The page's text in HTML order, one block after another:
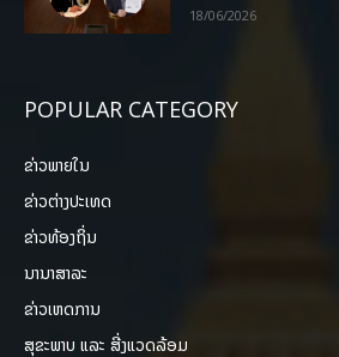
18/06/2026
POPULAR CATEGORY
ຂ່າວພາຍ​ໃນ
ຂ່າວຕ່າງປະເທດ
ຂ່າວທ້ອງຖິ່ນ
ນານາສາລະ
ຂ່າວເຫດການ
ສຸຂະພາບ ແລະ ສີ່ງແວດລ້ອມ